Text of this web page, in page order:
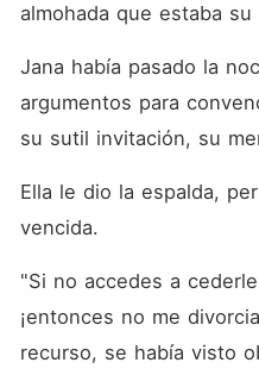
almohada que estaba su
Jana había pasado la
argumentos para
su sutil invitación, su
Ella le dio la espalda,
vencida.
"Si no accedes a
¡entonces no me
recurso, se había visto